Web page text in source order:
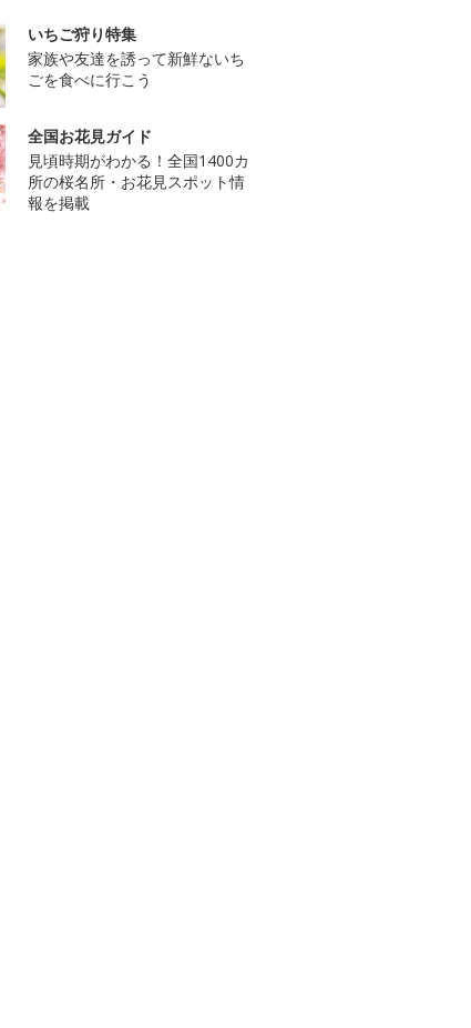
いちご狩り特集
家族や友達を誘って新鮮ないち
ごを食べに行こう
全国お花見ガイド
見頃時期がわかる！全国1400カ
所の桜名所・お花見スポット情
報を掲載